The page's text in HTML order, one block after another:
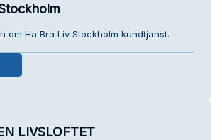
om Ha Bra Liv Stockholm kundtjänst.
LIVSLOFTET